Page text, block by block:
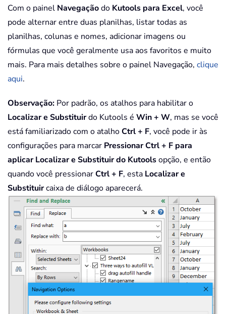
Com o painel Navegaçãodo Kutools para Excel, você
pode alternar entre duas planilhas, listar todas as
planilhas, colunas e nomes, adicionar imagens ou
fórmulas que você geralmente usa aos favoritos e muito
mais. Para mais detalhes sobre o painel Navegação, clique
aqui.
Observação: Por padrão, os atalhos para habilitar o
Localizar e Substituirdo Kutools é Win + W, mas se você
está familiarizado com o atalhoCtrl + F, você pode ir às
configurações para marcar Pressionar Ctrl + F para
aplicar Localizar e Substituir do Kutoolsopção, e então
quando você pressionarCtrl + F, esta Localizar e
Substituircaixa de diálogo aparecerá.